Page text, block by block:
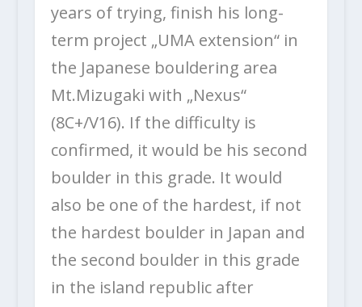
years of trying, finish his long-
term project „UMA extension“ in
the Japanese bouldering area
Mt.Mizugaki with „Nexus“
(8C+/V16). If the difficulty is
confirmed, it would be his second
boulder in this grade. It would
also be one of the hardest, if not
the hardest boulder in Japan and
the second boulder in this grade
in the island republic after